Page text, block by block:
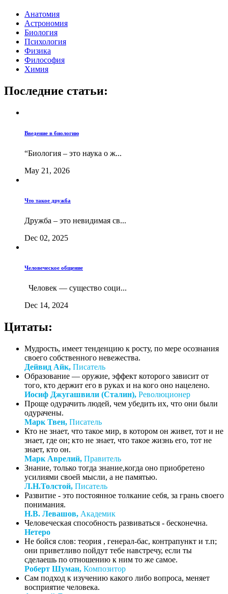
Анатомия
Астрономия
Биология
Психология
Физика
Философия
Химия
Последние статьи:
Введение в биологию
“Биология – это наука о ж...
May 21, 2026
Что такое дружба
Дружба – это невидимая св...
Dec 02, 2025
Человеческое общение
Человек — существо соци...
Dec 14, 2024
Цитаты:
Мудрость, имеет тенденцию к росту, по мере осознания
своего собственного невежества.
Дейвид Айк, Писатель
Образование — оружие, эффект которого зависит от
того, кто держит его в руках и на кого оно нацелено.
Иосиф Джугашвили (Сталин), Революционер
Проще одурачить людей, чем убедить их, что они были
одурачены.
Марк Твен, Писатель
Кто не знает, что такое мир, в котором он живет, тот и не
знает, где он; кто не знает, что такое жизнь его, тот не
знает, кто он.
Марк Аврелий, Правитель
Знание, только тогда знание,когда оно приобретено
усилиями своей мысли, а не памятью.
Л.Н.Толстой, Писатель
Развитие - это постоянное толкание себя, за грань своего
понимания.
Н.В. Левашов, Академик
Человеческая способность развиваться - бесконечна.
Нетеро
Не бойся слов: теория , генерал-бас, контрапункт и т.п;
они приветливо пойдут тебе навстречу, если ты
сделаешь по отношению к ним то же самое.
Роберт Шуман, Композитор
Сам подход к изучению какого либо вопроса, меняет
восприятие человека.